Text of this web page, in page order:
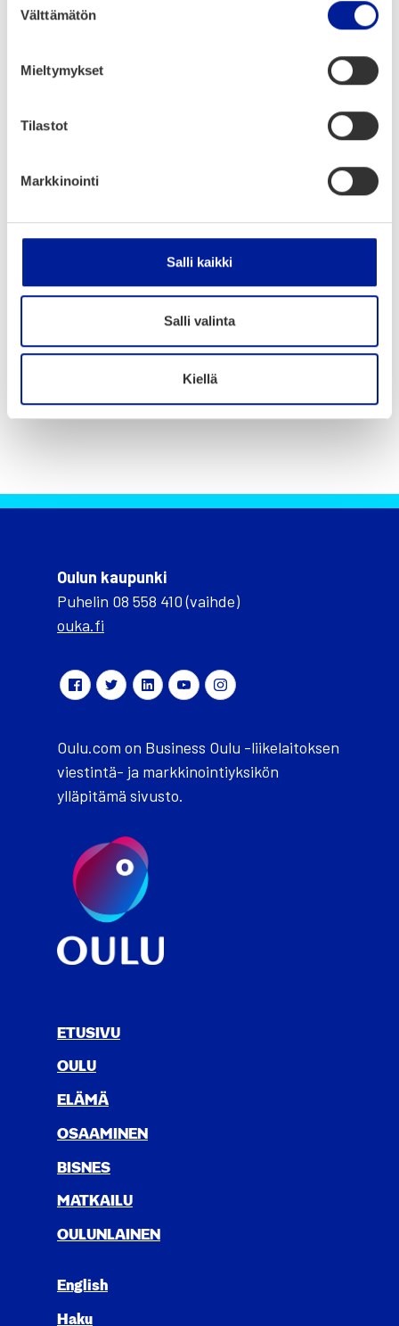
valinta
Välttämätön
Mieltymykset
Tilastot
Markkinointi
Salli kaikki
Salli valinta
Kiellä
Oulun kaupunki
Puhelin 08 558 410 (vaihde)
ouka.fi
Oulu.com on Business Oulu -liikelaitoksen
viestintä- ja markkinointiyksikön
ylläpitämä sivusto.
ETUSIVU
OULU
ELÄ­MÄ
OSAA­MI­NEN
BIS­NES
MAT­KAI­LU
OULUN­LAI­NEN
English
Haku